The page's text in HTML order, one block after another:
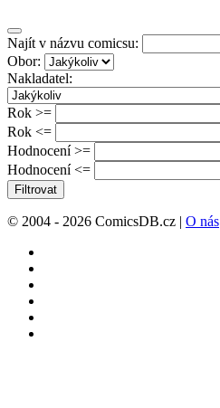
Najít v názvu comicsu:
Obor:
Nakladatel:
Rok >=
Rok <=
Hodnocení >=
Hodnocení <=
Filtrovat
© 2004 - 2026 ComicsDB.cz | O nás